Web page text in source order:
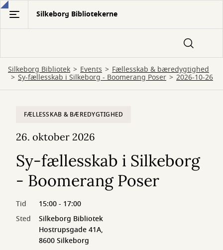
Gå
hovedindhold
Silkeborg Bibliotekerne
Silkeborg Bibliotek Events Fællesskab & bæredygtighed
Sy-fællesskab i Silkeborg - Boomerang Poser 2026-10-26
FÆLLESSKAB & BÆREDYGTIGHED
26. oktober 2026
Sy-fællesskab i Silkeborg
- Boomerang Poser
Tid
15:00 - 17:00
Sted
Silkeborg Bibliotek
Hostrupsgade 41A,
8600 Silkeborg